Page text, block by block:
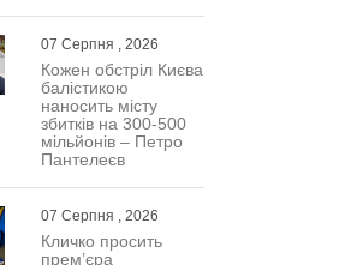
07 Серпня , 2026
Кожен обстріл Києва
балістикою
наносить місту
збитків на 300-500
мільйонів – Петро
Пантелеєв
07 Серпня , 2026
Кличко просить
прем’єра